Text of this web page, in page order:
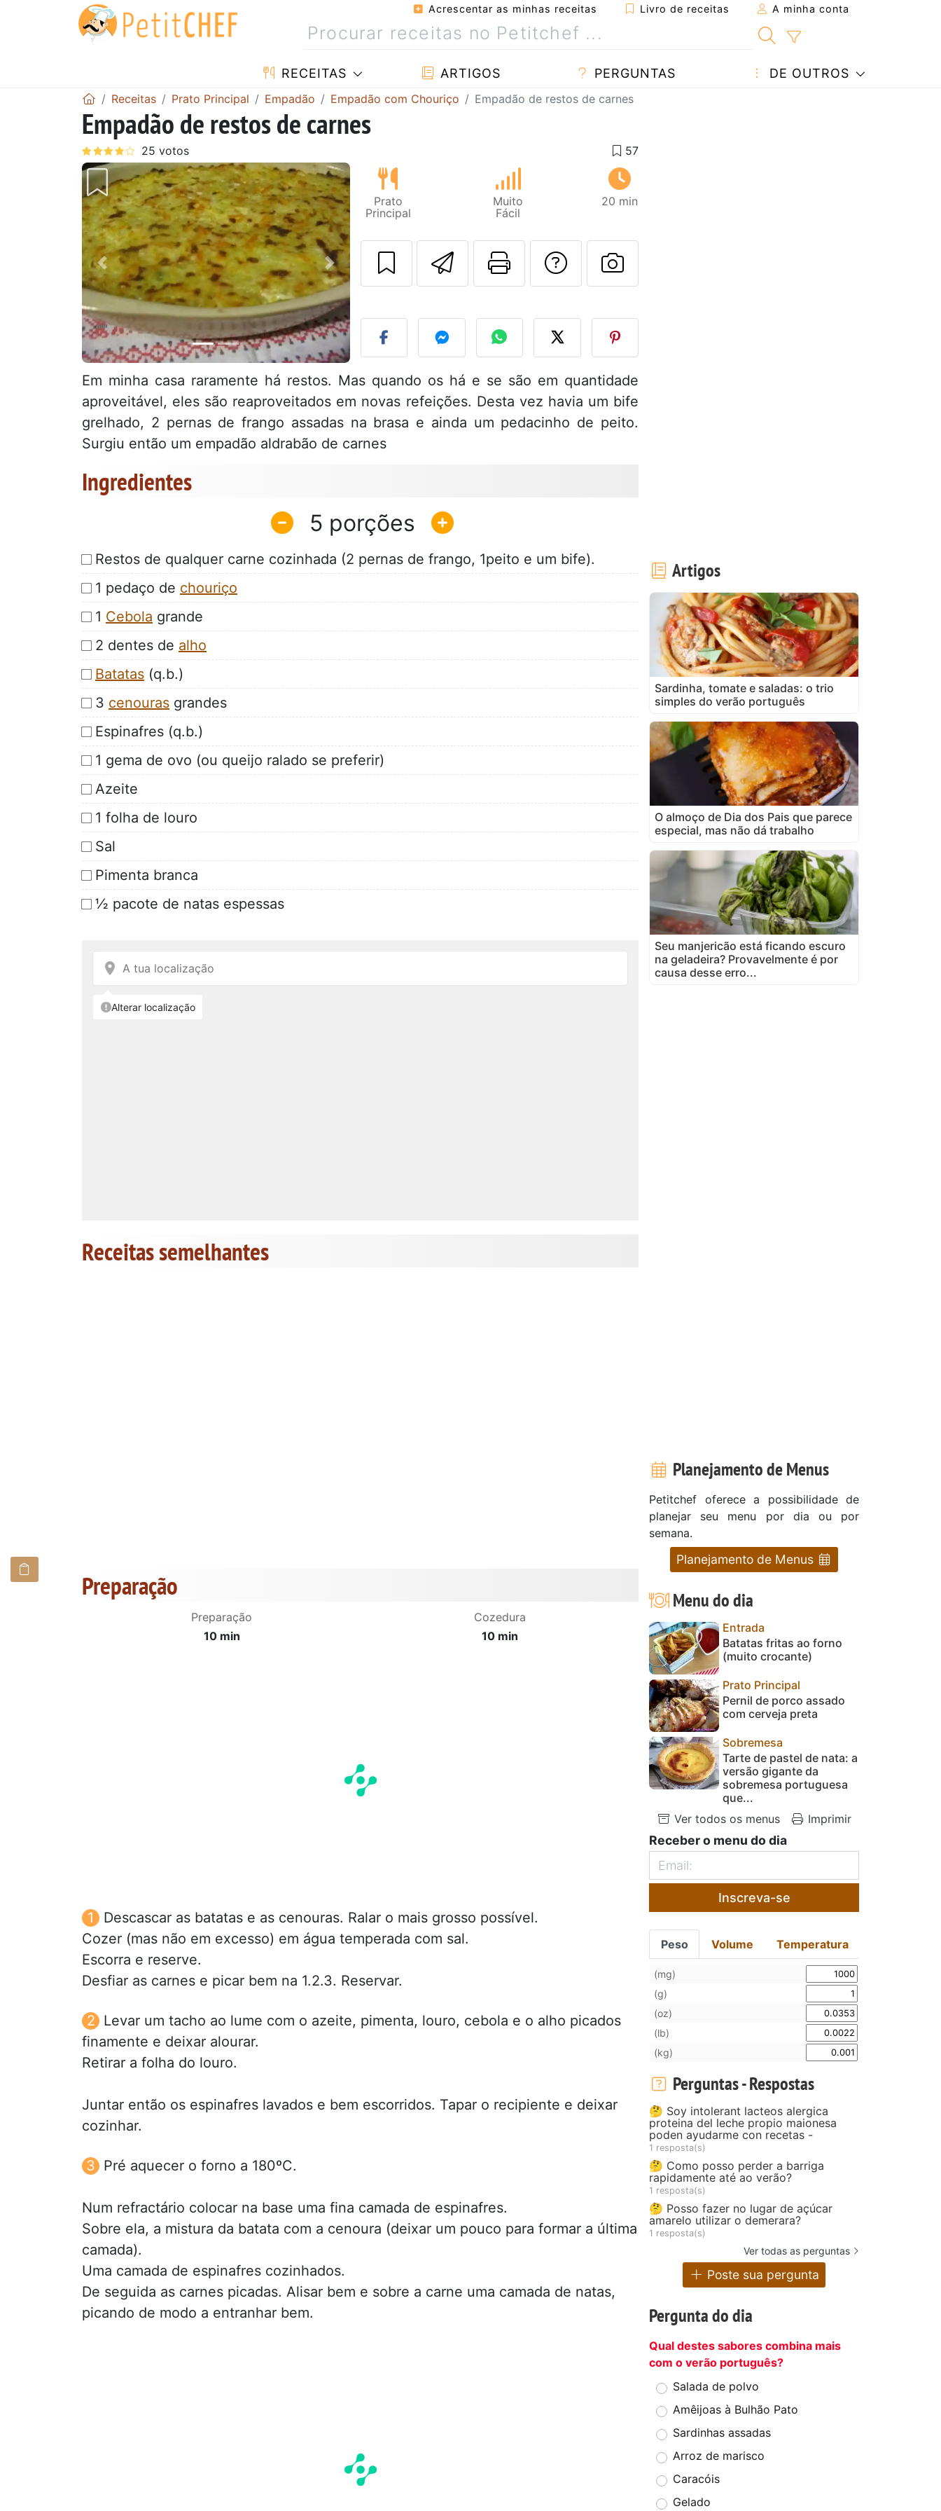
Acrescentar as minhas receitas Livro de receitas A minha conta
RECEITAS ARTIGOS PERGUNTAS DE OUTROS
Receitas Prato Principal Empadão Empadão com Chouriço Empadão de restos de carnes
Empadão de restos de carnes
Anterior Next
Prato
Principal
Muito
Fácil
20 min
Enviar esta receita a um amigo
Imprima esta página
Falar com o autor da receita
Fez esta receita? Compartilhe
Em minha casa raramente há restos. Mas quando os há e se são em quantidade
aproveitável, eles são reaproveitados em novas refeições. Desta vez havia um bife
grelhado, 2 pernas de frango assadas na brasa e ainda um pedacinho de peito.
Surgiu então um empadão aldrabão de carnes
Ingredientes
5
Restos de qualquer carne cozinhada (2 pernas de frango, 1peito e um bife).
1 pedaço de chouriço
1 Cebola grande
2 dentes de alho
Batatas (q.b.)
3 cenouras grandes
Espinafres (q.b.)
1 gema de ovo (ou queijo ralado se preferir)
Azeite
1 folha de louro
Sal
Pimenta branca
½ pacote de natas espessas
Receitas semelhantes
Preparação
Preparação
10 min
Cozedura
10 min
Descascar as batatas e as cenouras. Ralar o mais grosso possível.
Cozer (mas não em excesso) em água temperada com sal.
Escorra e reserve.
Desfiar as carnes e picar bem na 1.2.3. Reservar.
Levar um tacho ao lume com o azeite, pimenta, louro, cebola e o alho picados
finamente e deixar alourar.
Retirar a folha do louro.
Juntar então os espinafres lavados e bem escorridos. Tapar o recipiente e deixar
cozinhar.
Pré aquecer o forno a 180ºC.
Num refractário colocar na base uma fina camada de espinafres.
Sobre ela, a mistura da batata com a cenoura (deixar um pouco para formar a última
camada).
Uma camada de espinafres cozinhados.
De seguida as carnes picadas. Alisar bem e sobre a carne uma camada de natas,
picando de modo a entranhar bem.
Artigos
Sardinha, tomate e saladas: o trio
simples do verão português
O almoço de Dia dos Pais que parece
especial, mas não dá trabalho
Seu manjericão está ficando escuro
na geladeira? Provavelmente é por
causa desse erro...
Planejamento de Menus
Petitchef oferece a possibilidade de
planejar seu menu por dia ou por
semana.
Planejamento de Menus
Menu do dia
Entrada
Batatas fritas ao forno
(muito crocante)
Prato Principal
Pernil de porco assado
com cerveja preta
Sobremesa
Tarte de pastel de nata: a
versão gigante da
sobremesa portuguesa
que...
Ver todos os menus
Imprimir
Receber o menu do dia
Inscreva-se
Peso Volume Temperatura
(mg)
(g)
(oz)
(lb)
(kg)
Perguntas - Respostas
🤔 Soy intolerant lacteos alergica
proteina del leche propio maionesa
poden ayudarme con recetas -
1 resposta(s)
🤔 Como posso perder a barriga
rapidamente até ao verão?
1 resposta(s)
🤔 Posso fazer no lugar de açúcar
amarelo utilizar o demerara?
1 resposta(s)
Ver todas as perguntas
Poste sua pergunta
Pergunta do dia
Qual destes sabores combina mais
com o verão português?
Salada de polvo
Amêijoas à Bulhão Pato
Sardinhas assadas
Arroz de marisco
Caracóis
Gelado